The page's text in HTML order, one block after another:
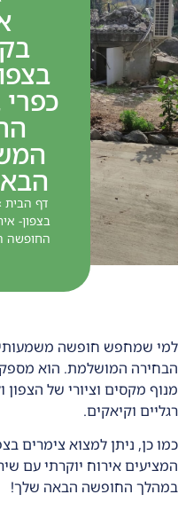
כפרי
דף הבית
בצפון-
החופשה
למי שמחפש חופשה
הבחירה המושלמת. הוא מספק
מנוף מקסים וציורי של הצפון
רגליים וקיאקים.
כמו כן, ניתן למצוא צימרים
המציעים אירוח יוקרתי עם
במהלך החופשה הבאה שלך!